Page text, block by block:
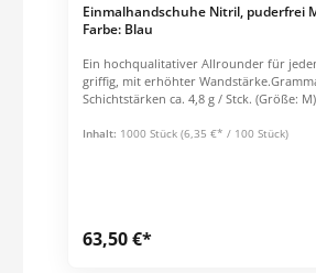
Einmalhandschuhe Nitril, puderfrei
Farbe: Blau
Ein hochqualitativer Allrounder für
griffig, mit erhöhter
Schichtstärken ca. 4,8 g / Stck. (Größe: M) Stulpe: 0,11 mm
Angeraute Handfläche für gute Griffigkeit Ausgezeichnete
Medizinprodukt Klasse 1 nach Richtlinie 93/42/
Inhalt: 1000 Stück (6,35 €* / 100 Stück)
63,50 €*